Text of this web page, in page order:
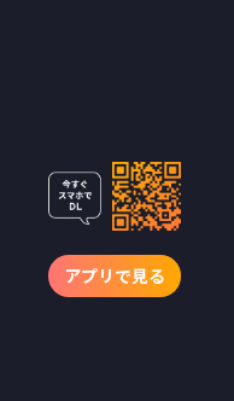
アプリで見る